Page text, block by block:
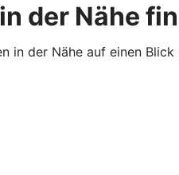
der Nähe
in der Nähe auf einen